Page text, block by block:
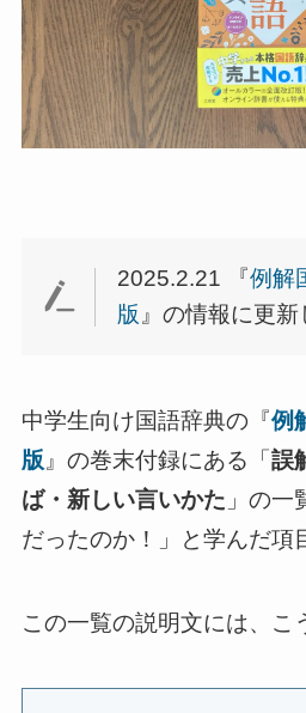
2025.2.21 『例解
版 』の情報に更新
中学生向け国語辞典の『例
版 』の巻末付録にある「誤
ば・新しい言いかた 」の一
だったのか！」と学んだ項
この一覧の説明文には、こ